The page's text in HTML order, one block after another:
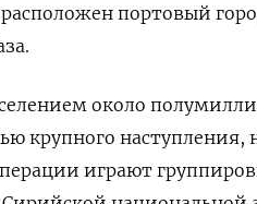
портовый
около
крупного наступления,
играют